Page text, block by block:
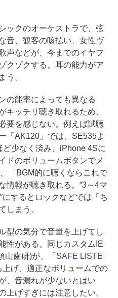
ックのオーケストラで、弦
音、観客の咳払い、女性ヴ
声などが、今までのイヤフ
クゾクする。耳の能力がア
う。
の能率によっても異なる
キッチリ聴き取れるため、
要を感じない。例えば試聴
「AK120」では、SE535よ
少なく済み、iPhone 4Sに
ドのボリュームボタンでメ
「BGM的に聴くならこれで
情報が聴き取れる。“3～4マ
にするとロックなどでは「ち
しまう。
型の気分で音量を上げてし
性がある。同じカスタムIE
山歯研)が、「 SAFE LISTE
げ、適正なボリュームでの
、音漏れが少ないとはい
上げすぎには注意したい。